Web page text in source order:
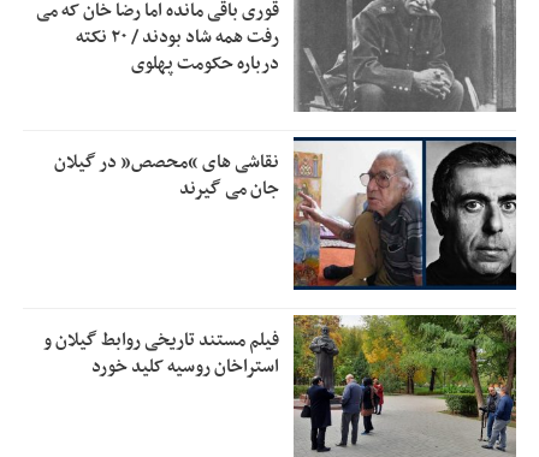
هرمز، مثبت است
1:30
رئیس سازمان جهاد کشاورزی استان: کشاورزان گیلان نسبت به
دریافت یارانه کود اقدام کنند
1:00 تمدید مهلت اظهارنامه‌های مالیاتی سال ۱۴۰۴ تا پایان شهریورماه
قوری باقی مانده اما رضا خان که می
رفت همه شاد بودند / ۲۰ نکته
درباره حکومت پهلوی
نقاشی های “محصص” در گیلان
جان می گیرند
فیلم مستند تاریخی روابط گیلان و
استراخان روسیه کلید خورد